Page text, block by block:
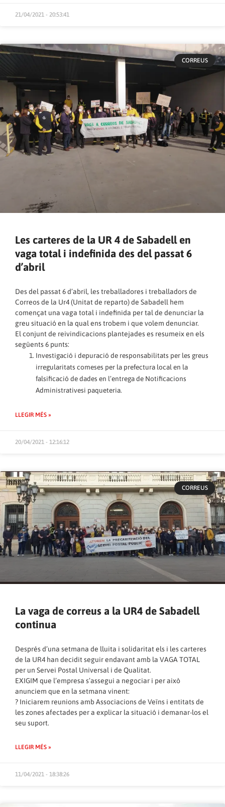
21/04/2021 - 20:53:41
CORREUS
Les carteres de la UR 4 de Sabadell en
vaga total i indefinida des del passat 6
d’abril
Des del passat 6 d’abril, les treballadores i treballadors de
Correos de la Ur4 (Unitat de reparto) de Sabadell hem
començat una vaga total i indefinida per tal de denunciar la
greu situació en la qual ens trobem i que volem denunciar.
El conjunt de reivindicacions plantejades es resumeix en els
següents 6 punts:
Investigació i depuració de responsabilitats per les greus
irregularitats comeses per la prefectura local en la
falsificació de dades en l’entrega de Notificacions
Administrativesi paqueteria.
LLEGIR MÉS »
20/04/2021 - 12:16:12
CORREUS
La vaga de correus a la UR4 de Sabadell
continua
Després d’una setmana de lluita i solidaritat els i les carteres
de la UR4 han decidit seguir endavant amb la VAGA TOTAL
per un Servei Postal Universal i de Qualitat.
EXIGIM que l’empresa s’assegui a negociar i per això
anunciem que en la setmana vinent:
? Iniciarem reunions amb Associacions de Veïns i entitats de
les zones afectades per a explicar la situació i demanar-los el
seu suport.
LLEGIR MÉS »
11/04/2021 - 18:38:26